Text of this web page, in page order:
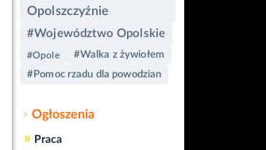
Opolszczyźnie
#Województwo Opolskie
#Opole
#Walka z żywiołem
#Pomoc rzadu dla powodzian
Ogłoszenia
» Praca